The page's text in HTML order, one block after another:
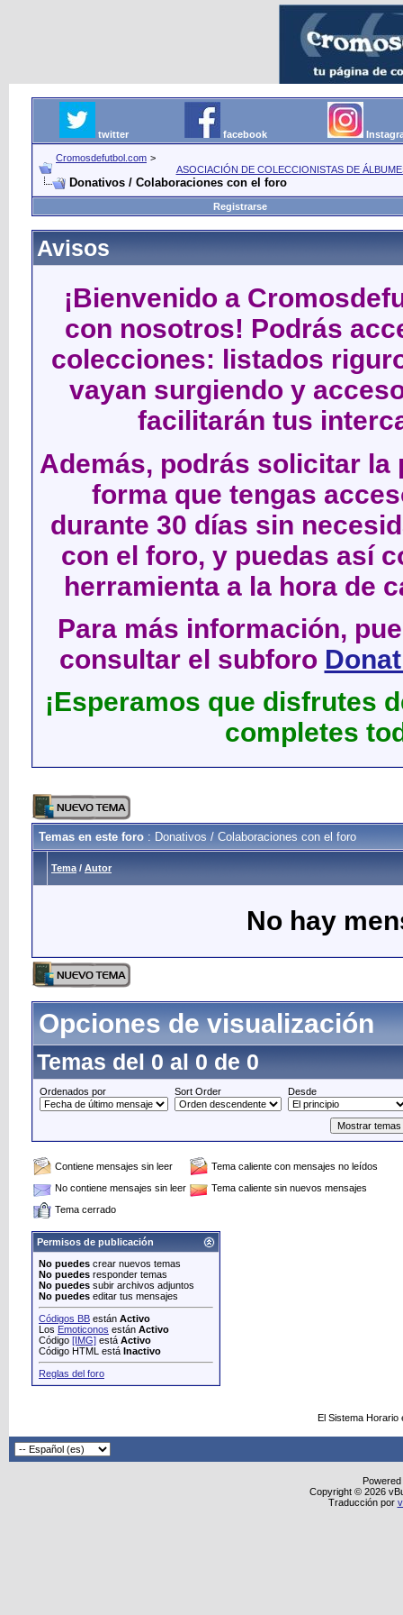
twitter facebook
Cromosdefutbol.com >
ASOCIACIÓN DE COLECCIONISTAS DE
Donativos / Colaboraciones con el foro
Registrarse
Avisos
¡Bienvenido a
con nosotros! Podrás
colecciones: listados
vayan surgiendo y
facilitarán tus
Además, podrás solicitar
forma que tengas
durante 30 días sin
con el foro, y puedas así
herramienta a la hora de
Para más información,
consultar el subforo
¡Esperamos que disfrutes
completes
Temas en este foro : Donativos / Colaboraciones con el foro
Tema / Autor
No hay
Opciones de visualización
Temas del 0 al 0 de 0
Ordenados por Sort Order Desde
Contiene mensajes sin leer
Tema caliente con mensajes no leídos
No contiene mensajes sin leer
Tema caliente sin nuevos mensajes
Tema cerrado
Permisos de publicación
No puedes crear nuevos temas
No puedes responder temas
No puedes subir archivos adjuntos
No puedes editar tus mensajes
Códigos BB están Activo
Los Emoticonos están Activo
Código [IMG] está Activo
Código HTML está Inactivo
Reglas del foro
El Sistema
Copyright © 2026
Traducción por